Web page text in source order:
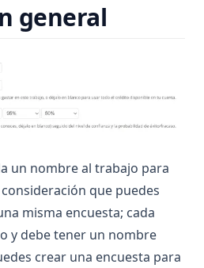
general
un nombre al trabajo para
que puedes
misma encuesta; cada
y debe tener un nombre
crear una encuesta para